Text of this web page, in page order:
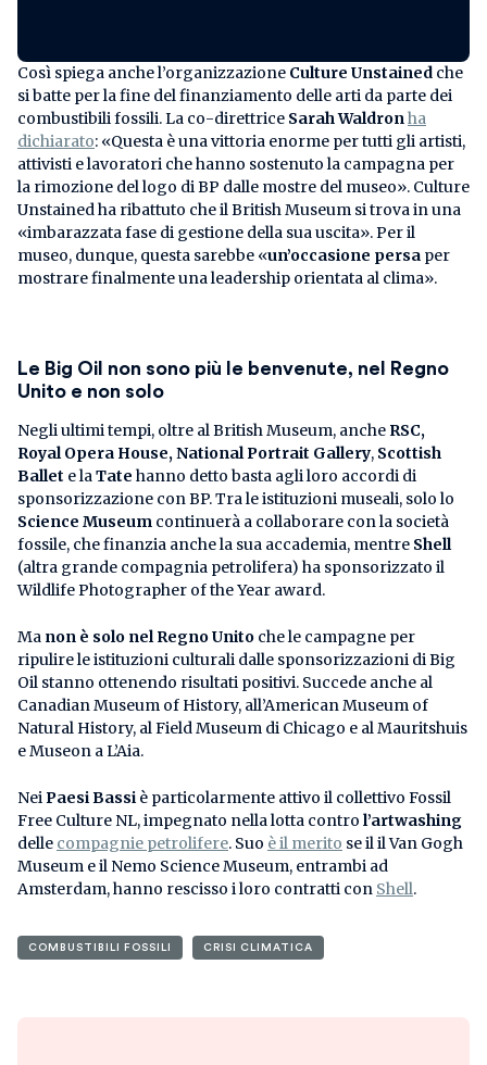
Così spiega anche l’organizzazione Culture Unstained che
si batte per la fine del finanziamento delle arti da parte dei
combustibili fossili. La co-direttrice Sarah Waldronha
dichiarato: «Questa è una vittoria enorme per tutti gli artisti,
attivisti e lavoratori che hanno sostenuto la campagna per
la rimozione del logo di BP dalle mostre del museo». Culture
Unstained ha ribattuto che il British Museum si trova in una
«imbarazzata fase di gestione della sua uscita». Per il
museo, dunque, questa sarebbe «un’occasione persa per
mostrare finalmente una leadership orientata al clima».
Le Big Oil non sono più le benvenute, nel Regno
Unito e non solo
Negli ultimi tempi, oltre al British Museum, anche RSC,
Royal Opera House, National Portrait Gallery, Scottish
Ballet e laTate hanno detto basta agli loro accordi di
sponsorizzazione con BP. Tra le istituzioni museali, solo lo
Science Museum continuerà a collaborare con la società
fossile, che finanzia anche la sua accademia, mentre Shell
(altra grande compagnia petrolifera) ha sponsorizzato il
Wildlife Photographer of the Year award.
Ma non è solo nel Regno Unito che le campagne per
ripulire le istituzioni culturali dalle sponsorizzazioni di Big
Oil stanno ottenendo risultati positivi. Succede anche al
Canadian Museum of History, all’American Museum of
Natural History, al Field Museum di Chicago e al Mauritshuis
e Museon a L’Aia.
NeiPaesi Bassi è particolarmente attivo il collettivo Fossil
Free Culture NL, impegnato nella lotta contro l’artwashing
delle compagnie petrolifere. Suo è il merito se il il Van Gogh
Museum e il Nemo Science Museum, entrambi ad
Amsterdam, hanno rescisso i loro contratti con Shell.
COMBUSTIBILI FOSSILI CRISI CLIMATICA